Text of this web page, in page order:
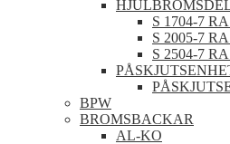
S 1704-7
S 2005-7
S 2504-7
BPW
BROMSBACKAR
AL-KO